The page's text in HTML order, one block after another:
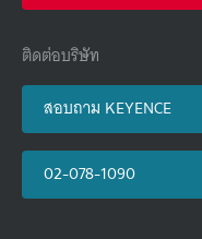
ติดต่อบริษัท
สอบถาม KEYENCE
02-078-1090